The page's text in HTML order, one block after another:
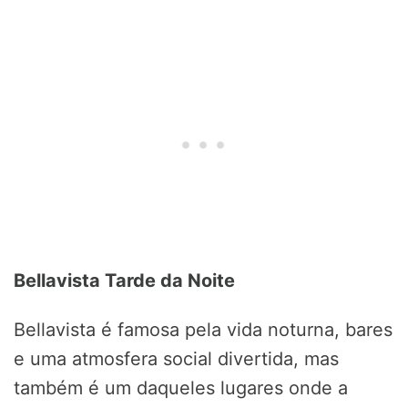
Bellavista Tarde da Noite
Bellavista é famosa pela vida noturna, bares
e uma atmosfera social divertida, mas
também é um daqueles lugares onde a